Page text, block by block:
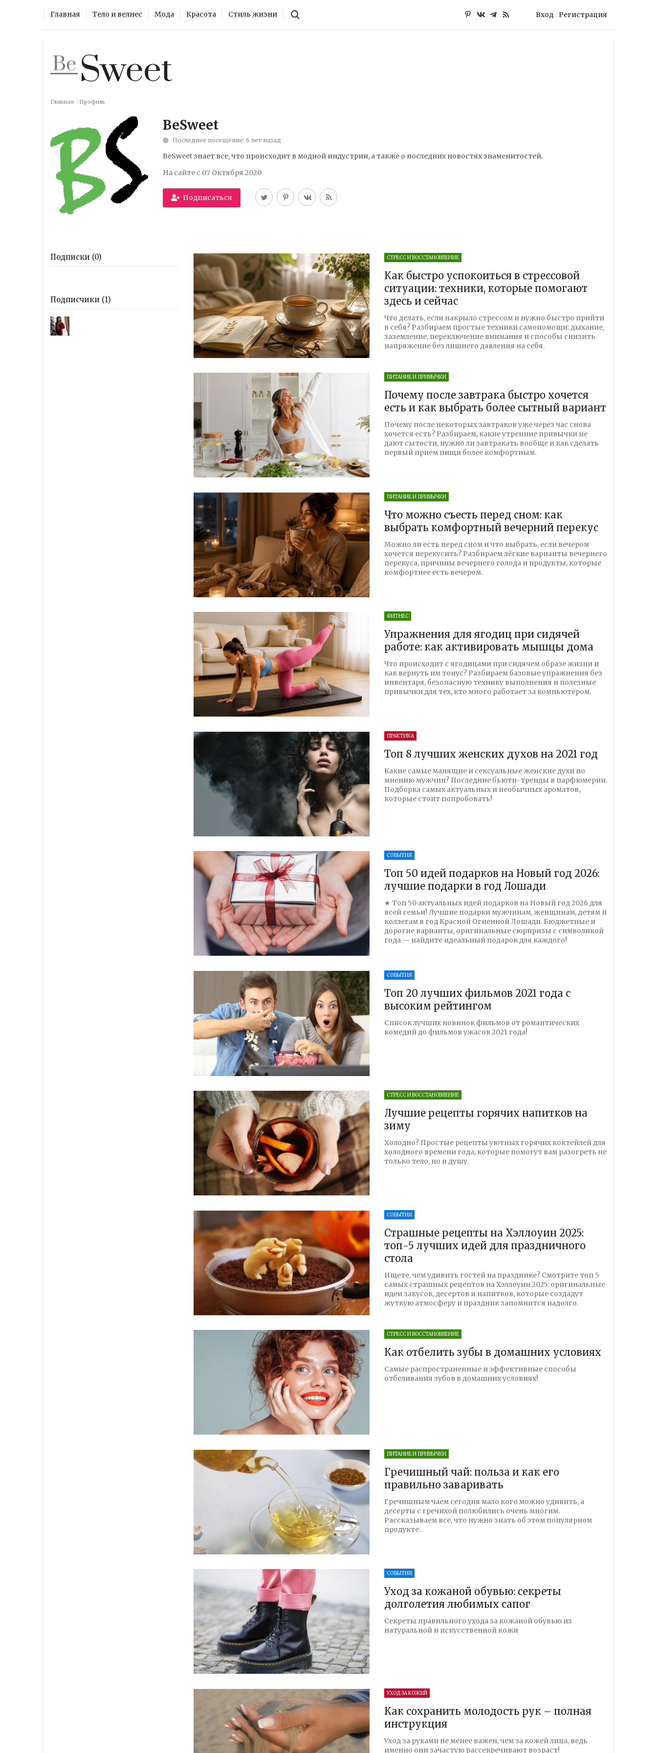
Главная Тело и велнес Мода Красота Стиль жизни Вход /Регистрация
Главная Профиль
BeSweet
Последнее посещение: 6 лет назад
BeSweet знает все, что происходит в модной индустрии, а также о последних новостях знаменитостей.
На сайте с 07 Октября 2020
Подписаться
Подписки (0)
Подписчики (1)
СТРЕСС И ВОССТАНОВЛЕНИЕ
Как быстро успокоиться в стрессовой
ситуации: техники, которые помогают
здесь и сейчас
Что делать, если накрыло стрессом и нужно быстро прийти
в себя? Разбираем простые техники самопомощи: дыхание,
заземление, переключение внимания и способы снизить
напряжение без лишнего давления на себя.
ПИТАНИЕ И ПРИВЫЧКИ
Почему после завтрака быстро хочется
есть и как выбрать более сытный вариант
Почему после некоторых завтраков уже через час снова
хочется есть? Разбираем, какие утренние привычки не
дают сытости, нужно ли завтракать вообще и как сделать
первый прием пищи более комфортным.
ПИТАНИЕ И ПРИВЫЧКИ
Что можно съесть перед сном: как
выбрать комфортный вечерний перекус
Можно ли есть перед сном и что выбрать, если вечером
хочется перекусить? Разбираем лёгкие варианты вечернего
перекуса, причины вечернего голода и продукты, которые
комфортнее есть вечером.
ФИТНЕС
Упражнения для ягодиц при сидячей
работе: как активировать мышцы дома
Что происходит с ягодицами при сидячем образе жизни и
как вернуть им тонус? Разбираем базовые упражнения без
инвентаря, безопасную технику выполнения и полезные
привычки для тех, кто много работает за компьютером.
ПРАКТИКА
Топ 8 лучших женских духов на 2021 год
Какие самые манящие и сексуальные женские духи по
мнению мужчин? Последние бьюти-тренды в парфюмерии.
Подборка самых актуальных и необычных ароматов,
которые стоит попробовать!
СОБЫТИЯ
Топ 50 идей подарков на Новый год 2026:
лучшие подарки в год Лошади
★ Топ 50 актуальных идей подарков на Новый год 2026 для
всей семьи! Лучшие подарки мужчинам, женщинам, детям и
коллегам в год Красной Огненной Лошади. Бюджетные и
дорогие варианты, оригинальные сюрпризы с символикой
года — найдите идеальный подарок для каждого!
СОБЫТИЯ
Топ 20 лучших фильмов 2021 года с
высоким рейтингом
Список лучших новинок фильмов от романтических
комедий до фильмов ужасов 2021 года!
СТРЕСС И ВОССТАНОВЛЕНИЕ
Лучшие рецепты горячих напитков на
зиму
Холодно? Простые рецепты уютных горячих коктейлей для
холодного времени года, которые помогут вам разогреть не
только тело, но и душу.
СОБЫТИЯ
Страшные рецепты на Хэллоуин 2025:
топ-5 лучших идей для праздничного
стола
Ищете, чем удивить гостей на празднике? Смотрите топ 5
самых страшных рецептов на Хэллоуин 2025: оригинальные
идеи закусок, десертов и напитков, которые создадут
жуткую атмосферу и праздник запомнится надолго.
СТРЕСС И ВОССТАНОВЛЕНИЕ
Как отбелить зубы в домашних условиях
Самые распространенные и эффективные способы
отбеливания зубов в домашних условиях!
ПИТАНИЕ И ПРИВЫЧКИ
Гречишный чай: польза и как его
правильно заваривать
Гречишным чаем сегодня мало кого можно удивить, а
десерты с гречихой полюбились очень многим.
Рассказываем все, что нужно знать об этом популярном
продукте.
СОБЫТИЯ
Уход за кожаной обувью: секреты
долголетия любимых сапог
Секреты правильного ухода за кожаной обувью из
натуральной и искусственной кожи
УХОД ЗА КОЖЕЙ
Как сохранить молодость рук – полная
инструкция
Уход за руками не менее важен, чем за кожей лица, ведь
именно они зачастую рассекречивают возраст!